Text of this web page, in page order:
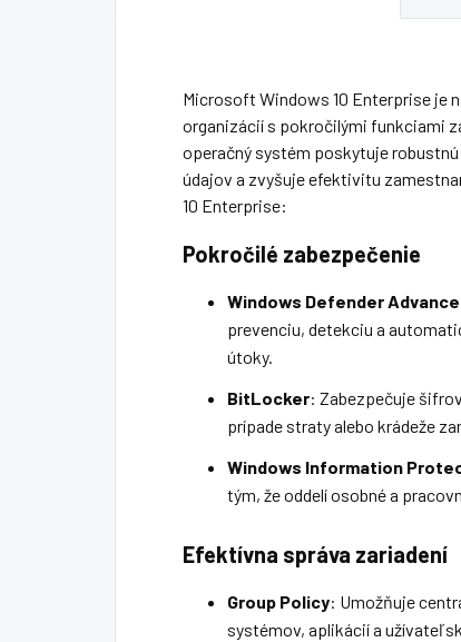
Microsoft Windows 10 Enterprise je
organizácií s pokročilými funkciami
operačný systém poskytuje
údajov a zvyšuje efektivitu
10 Enterprise:
Pokročilé zabezpečenie
Windows Defender
prevenciu, detekciu a
útoky.
BitLocker: Zabezpečuje
prípade straty alebo krádeže
Windows Information
tým, že oddelí osobné a
Efektívna správa zariadení
Group Policy: Umožňuje
systémov, aplikácií a